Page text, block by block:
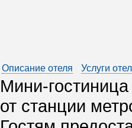
Описание отеля Услуги
Мини-
от станции